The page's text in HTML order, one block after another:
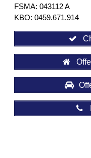
FSMA: 043112 A
KBO: 0459.671.914